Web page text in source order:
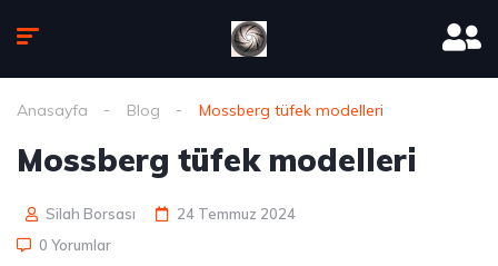
Anasayfa Blog Mossberg tüfek modelleri
Mossberg tüfek modelleri
Silah Borsası
24 Temmuz 2024
0 Yorumlar